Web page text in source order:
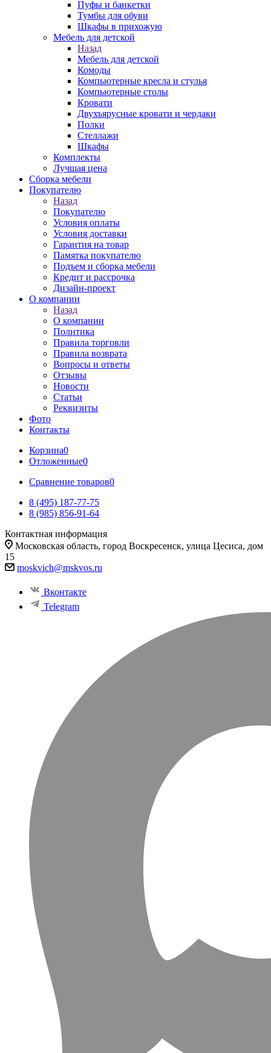
Пуфы и банкетки
Тумбы для обуви
Шкафы в прихожую
Мебель для детской
Назад
Мебель для детской
Комоды
Компьютерные кресла и стулья
Компьютерные столы
Кровати
Двухъярусные кровати и чердаки
Полки
Стеллажи
Шкафы
Комплекты
Лучшая цена
Сборка мебели
Покупателю
Назад
Покупателю
Условия оплаты
Условия доставки
Гарантия на товар
Памятка покупателю
Подъем и сборка мебели
Кредит и рассрочка
Дизайн-проект
О компании
Назад
О компании
Политика
Правила торговли
Правила возврата
Вопросы и ответы
Отзывы
Новости
Статьи
Реквизиты
Фото
Контакты
Корзина0
Отложенные0
Сравнение товаров0
8 (495) 187-77-75
8 (985) 856-91-64
Контактная информация
Московская область, город Воскресенск, улица Цесиса, дом
15
moskvich@mskvos.ru
Вконтакте
Telegram